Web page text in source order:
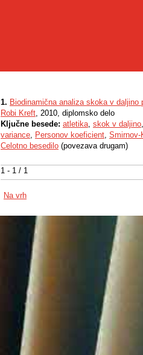
1 - 1 / 1
1. Biodinamična analiza skoka v
Robi Kreft, 2010, diplomsko delo
Ključne besede: atletika, skok v daljino
variance, Personov koeficient, Smirnov-
Celotno besedilo (povezava drugam)
Na vrh